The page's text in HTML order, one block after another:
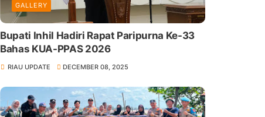
GALLERY
Bupati Inhil Hadiri Rapat Paripurna Ke-33
Bahas KUA-PPAS 2026
RIAU UPDATE DECEMBER 08, 2025